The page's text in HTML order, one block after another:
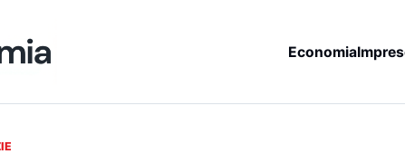
Economia